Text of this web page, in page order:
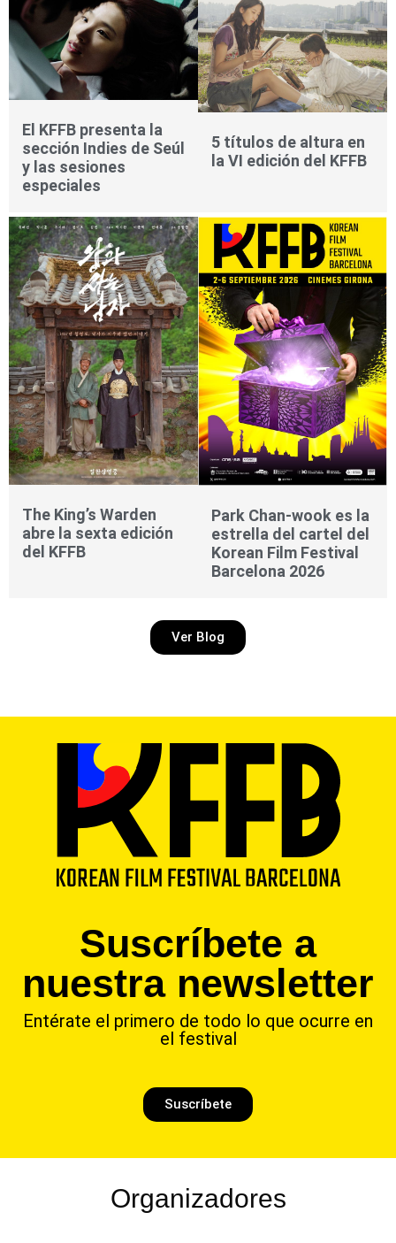
El KFFB presenta la
sección Indies de Seúl
y las sesiones
especiales
5 títulos de altura en
la VI edición del KFFB
The King’s Warden
abre la sexta edición
del KFFB
Park Chan-wook es la
estrella del cartel del
Korean Film Festival
Barcelona 2026
Ver Blog
Suscríbete a
nuestra newsletter
Entérate el primero de todo lo que ocurre en
el festival
Suscríbete
Organizadores